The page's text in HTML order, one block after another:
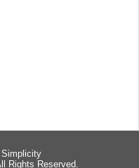
Simplicity
Rights Reserved.